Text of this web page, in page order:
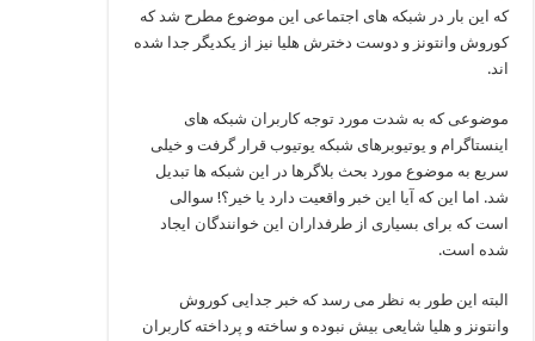
که این بار در شبکه‌ های اجتماعی این موضوع مطرح شد که
کوروش وانتونز و دوست دخترش هلیا نیز از یکدیگر جدا شده‌
اند.
موضوعی که به شدت مورد توجه کاربران شبکه ‌های
اینستاگرام و یوتیوبرهای شبکه یوتیوب قرار گرفت و خیلی
سریع به موضوع مورد بحث بلاگرها در این شبکه‌ ها تبدیل
شد. اما این که آیا این خبر واقعیت دارد یا خیر؟! سوالی
است که برای بسیاری از طرفداران این خوانندگان ایجاد
شده است.
البته این طور به نظر می‌ رسد که خبر جدایی کوروش
وانتونز و هلیا شایعی بیش نبوده و ساخته و پرداخته کاربران